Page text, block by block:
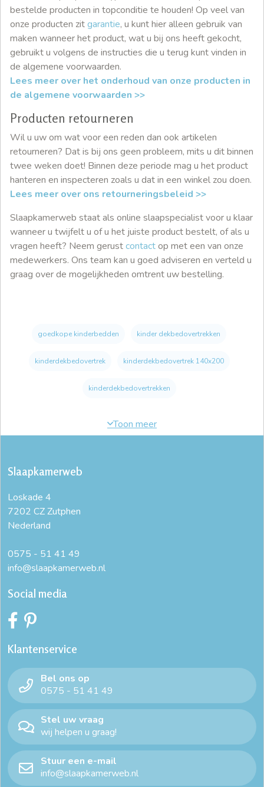
bestelde producten in topconditie te houden! Op veel van
onze producten zitgarantie, u kunt hier alleen gebruik van
maken wanneer het product, wat u bij ons heeft gekocht,
gebruikt u volgens de instructies die u terug kunt vinden in
de algemene voorwaarden.
Lees meer over het onderhoud van onze producten in
de algemene voorwaarden >>
Producten retourneren
Wil u uw om wat voor een reden dan ook artikelen
retourneren? Dat is bij ons geen probleem, mits u dit binnen
twee weken doet! Binnen deze periode mag u het product
hanteren en inspecteren zoals u dat in een winkel zou doen.
Lees meer over ons retourneringsbeleid >>
Slaapkamerweb staat als online slaapspecialist voor u klaar
wanneer u twijfelt u of u het juiste product bestelt, of als u
vragen heeft? Neem gerustcontactop met een van onze
medewerkers. Ons team kan u goed adviseren en verteld u
graag over de mogelijkheden omtrent uw bestelling.
goedkope kinderbedden kinder dekbedovertrekken
kinderdekbedovertrek kinderdekbedovertrek 140x200
kinderdekbedovertrekken
Slaapkamerweb
Loskade 4
7202 CZ Zutphen
Nederland
0575 - 51 41 49
info@slaapkamerweb.nl
Social media
Klantenservice
Bel ons op
0575 - 51 41 49
Stel uw vraag
wij helpen u graag!
Stuur een e-mail
info@slaapkamerweb.nl